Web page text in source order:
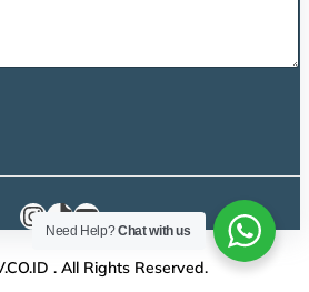
Instagram
TikTok
YouTube
. All Rights Reserved.
Need Help?Chat with us